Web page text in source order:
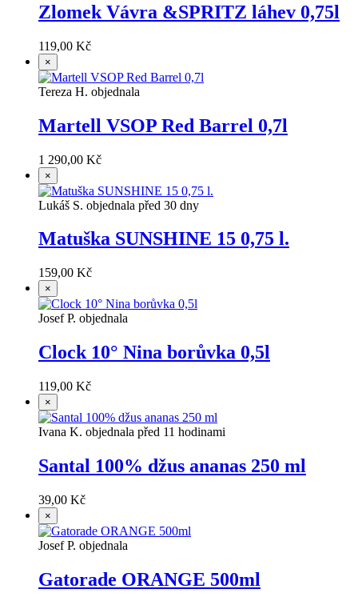
Zlomek Vávra &SPRITZ láhev 0,75l
119,00 Kč
×
Tereza H. objednala
Martell VSOP Red Barrel 0,7l
1 290,00 Kč
×
Lukáš S. objednala před 30 dny
Matuška SUNSHINE 15 0,75 l.
159,00 Kč
×
Josef P. objednala
Clock 10° Nina borůvka 0,5l
119,00 Kč
×
Ivana K. objednala před 11 hodinami
Santal 100% džus ananas 250 ml
39,00 Kč
×
Josef P. objednala
Gatorade ORANGE 500ml